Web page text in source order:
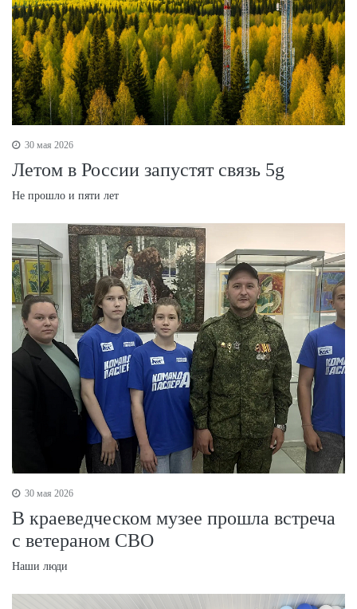
30 мая 2026
Летом в России запустят связь 5g
Не прошло и пяти лет
30 мая 2026
В краеведческом музее прошла встреча
с ветераном СВО
Наши люди